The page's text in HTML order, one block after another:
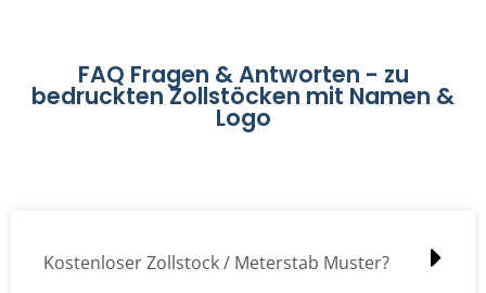
FAQ Fragen & Antworten - zu
bedruckten Zollstöcken mit Namen &
Logo
Kostenloser Zollstock / Meterstab Muster?